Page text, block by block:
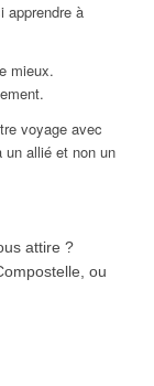
apprendre à
mieux.
voyage avec
un allié et non un
attire ?
ou